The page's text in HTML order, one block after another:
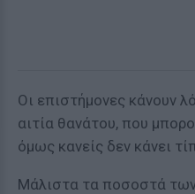
Οι επιστήμονες κάνουν
αιτία θανάτου, που
όμως κανείς δεν κάνει
Μάλιστα τα ποσοστά